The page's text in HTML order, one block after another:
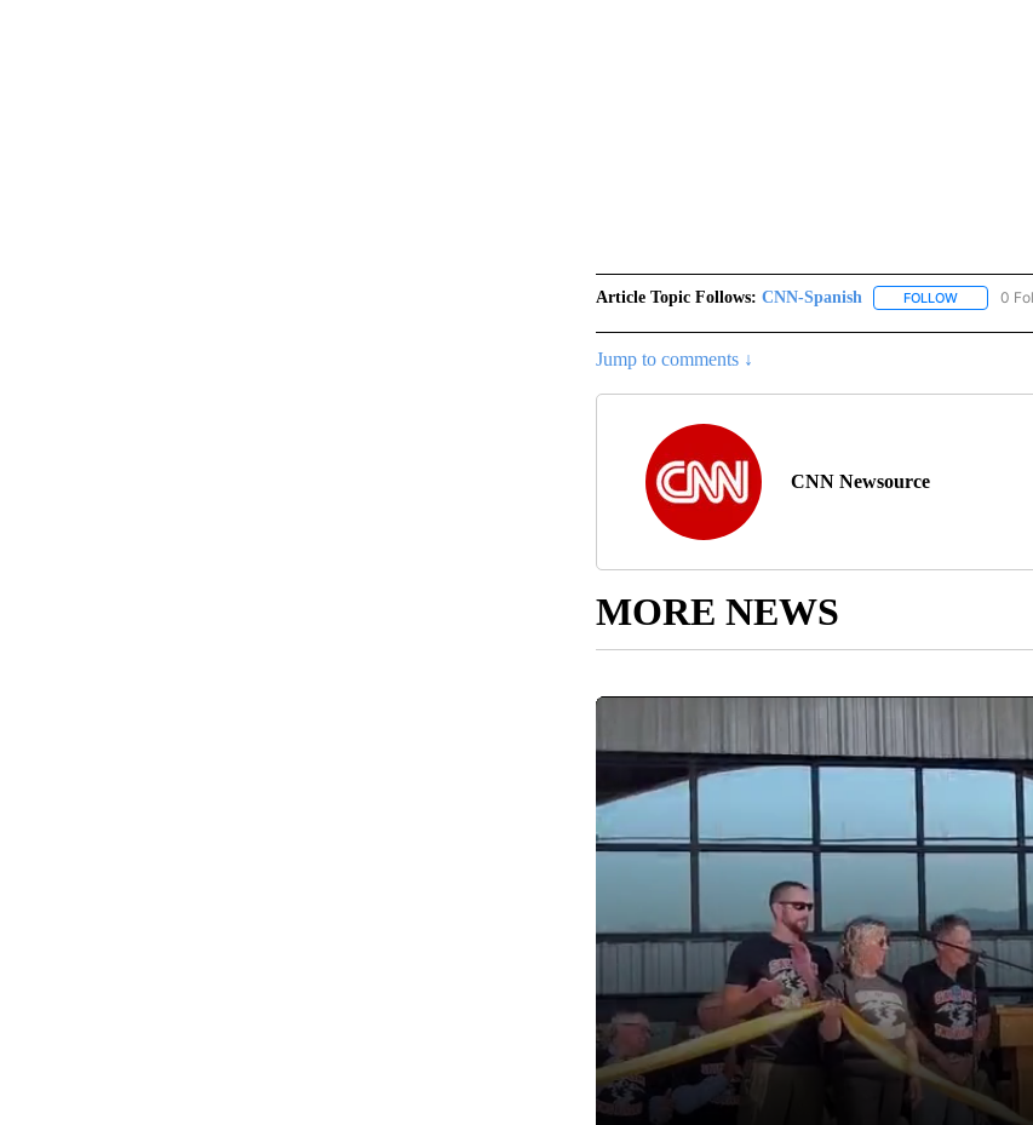
Article Topic Follows: CNN-Spanish FOLLOWFOLLOW
0
Jump to comments ↓
CNN Newsource
MORE NEWS